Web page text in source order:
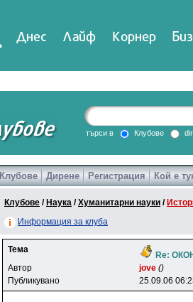
Днес Лайф Корнер
DirTV Impressio
Games
търси в Клубове
Клубове Дирене Регистрация Кой е
Клубове / Наука /Хуманитарни науки /
Информация за клуба
Тема
Re:
Автор
jove ()
Публикувано
25.09.06